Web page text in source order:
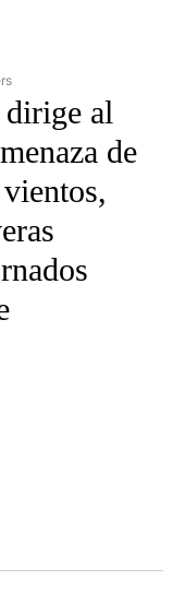
TO RECEIVE
dirige al
de